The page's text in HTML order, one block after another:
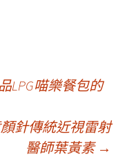
LPG喵樂餐包的
針傳統近視雷射
醫師葉黃素 →